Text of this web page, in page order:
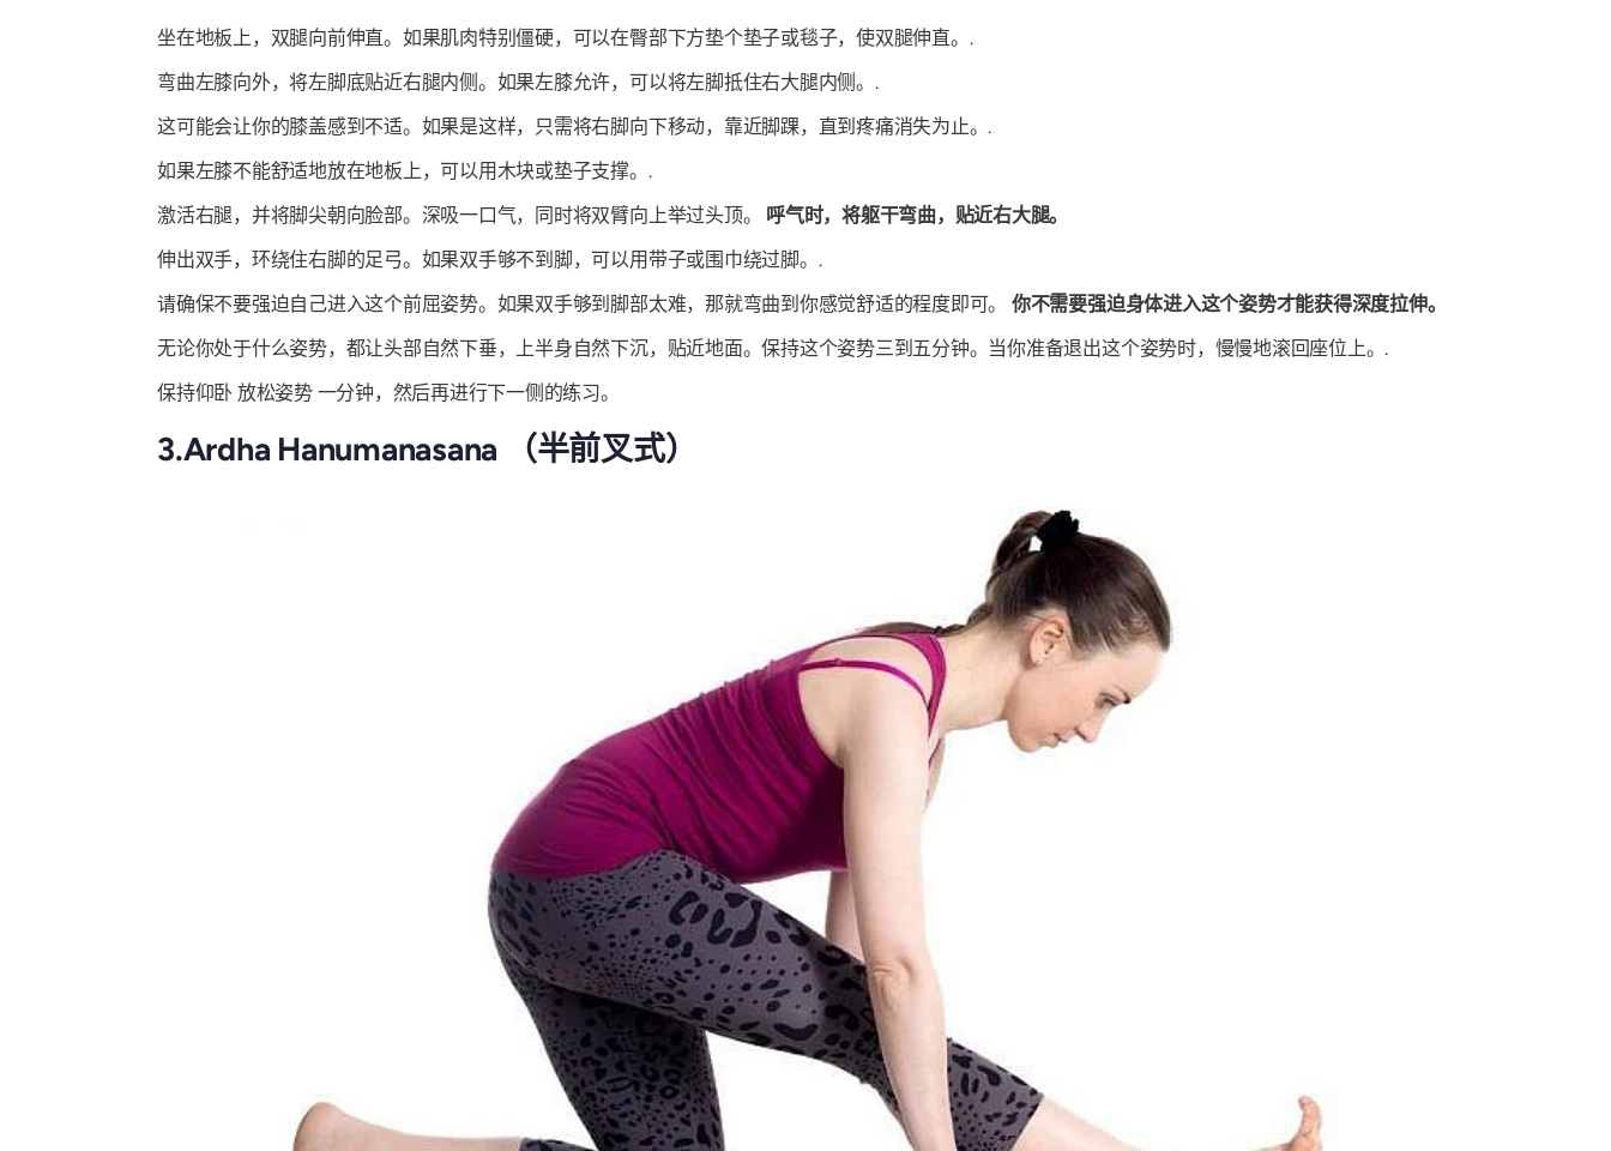
坐在地板上，双腿向前伸直。如果肌肉特别僵硬，可以在臀部下方垫个垫子或毯子，使双腿伸直。.
弯曲左膝向外，将左脚底贴近右腿内侧。如果左膝允许，可以将左脚抵住右大腿内侧。.
这可能会让你的膝盖感到不适。如果是这样，只需将右脚向下移动，靠近脚踝，直到疼痛消失为止。.
如果左膝不能舒适地放在地板上，可以用木块或垫子支撑。.
激活右腿，并将脚尖朝向脸部。深吸一口气，同时将双臂向上举过头顶。 呼气时，将躯干弯曲，贴近右大腿。
伸出双手，环绕住右脚的足弓。如果双手够不到脚，可以用带子或围巾绕过脚。.
请确保不要强迫自己进入这个前屈姿势。如果双手够到脚部太难，那就弯曲到你感觉舒适的程度即可。 你不需要强迫身体进入这个姿势才能获得深度拉伸。
无论你处于什么姿势，都让头部自然下垂，上半身自然下沉，贴近地面。保持这个姿势三到五分钟。当你准备退出这个姿势时，慢慢地滚回座位上。.
保持仰卧 放松姿势一分钟，然后再进行下一侧的练习。
3.Ardha Hanumanasana （半前叉式）